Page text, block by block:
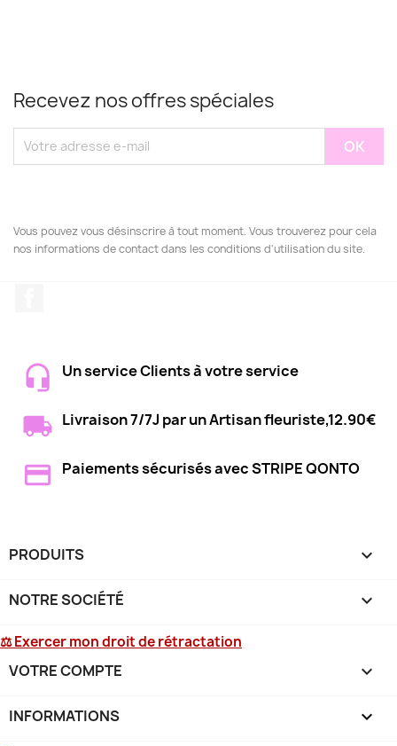
Recevez nos offres spéciales
Vous pouvez vous désinscrire à tout moment. Vous trouverez pour cela
nos informations de contact dans les conditions d'utilisation du site.
Un service Clients à votre service
Livraison 7/7J par un Artisan fleuriste,12.90€
Paiements sécurisés avec STRIPE QONTO
PRODUITS 
NOTRE SOCIÉTÉ 
⚖ Exercer mon droit de rétractation
VOTRE COMPTE 
INFORMATIONS keyboard_arrow_down